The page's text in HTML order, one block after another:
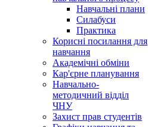
Навчальні плани
Силабуси
Практика
Корисні посилання для
навчання
Академічні обміни
Кар'єрне планування
Навчально-
методичний відділ
ЧНУ
Захист прав студентів